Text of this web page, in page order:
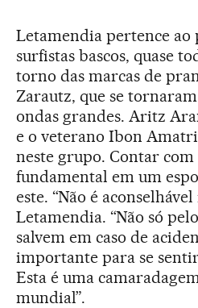
Letamendia pertence ao
surfistas bascos, quase
torno das marcas de
Zarautz, que se
ondas grandes. Aritz
e o veterano Ibon
neste grupo. Contar com
fundamental em um
este. “Não é
Letamendia. “Não só
salvem em caso de
importante para se
Esta é uma
mundial”.